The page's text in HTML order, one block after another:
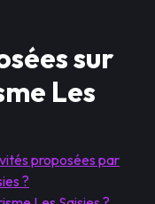
sur
Les
proposées par
?